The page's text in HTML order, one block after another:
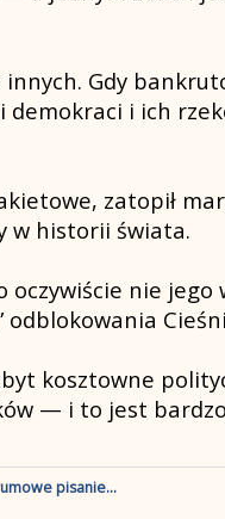
innych. Gdy
i ich
zatopił
w historii świata.
oczywiście nie
kosztowne
— i to jest
pisanie...